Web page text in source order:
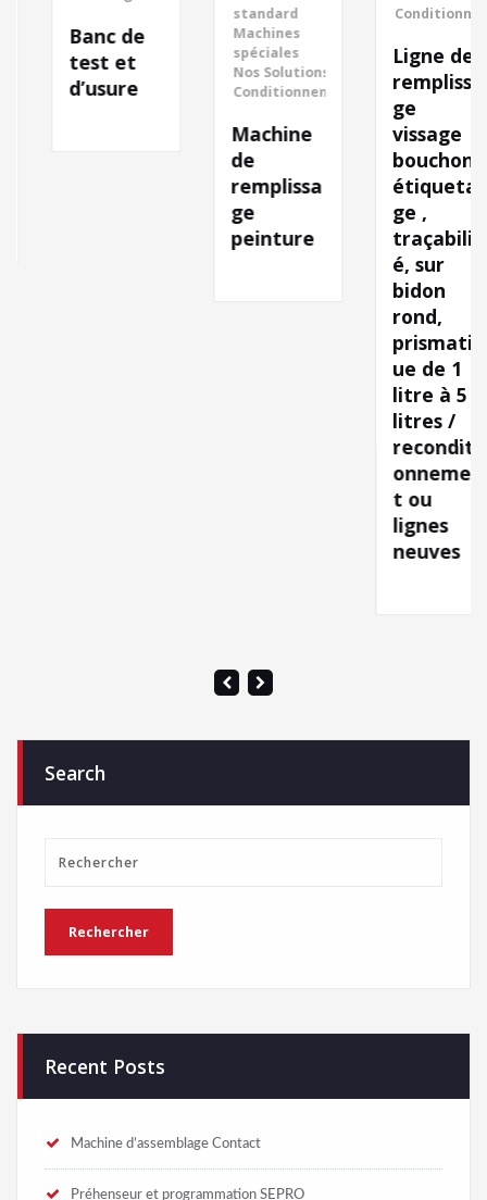
Banc de
test et
d’usure
standard
Machines
spéciales
Nos Solutions de
Conditionnement
Machine
remplissa
peinture
Ligne de
remplissa
vissage
bouchon ,
étiqueta
ge ,
traçabilit
é, sur
bidon
rond,
prismatiq
ue de 1
litre à 5
litres /
reconditi
onnemen
t ou
lignes
neuves
Search
Recent Posts
Machine d’assemblage Contact
Préhenseur et programmation SEPRO